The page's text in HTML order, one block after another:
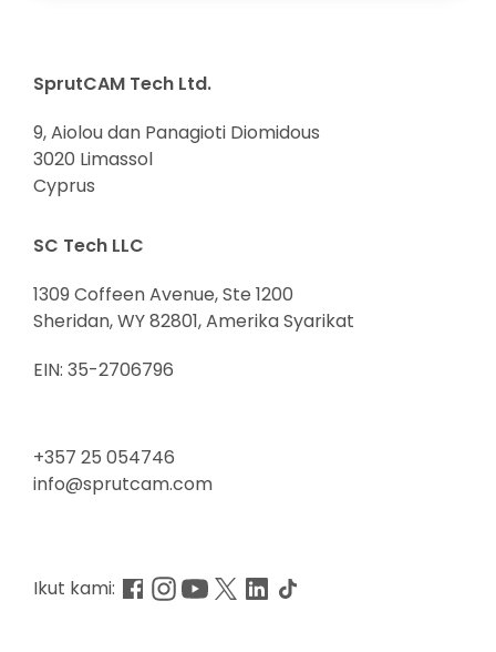
SprutCAM Tech Ltd.
9, Aiolou dan Panagioti Diomidous
3020 Limassol
Cyprus
SC Tech LLC
1309 Coffeen Avenue, Ste 1200
Sheridan, WY 82801, Amerika Syarikat
EIN: 35-2706796
+357 25 054746
info@sprutcam.com
Ikut kami: